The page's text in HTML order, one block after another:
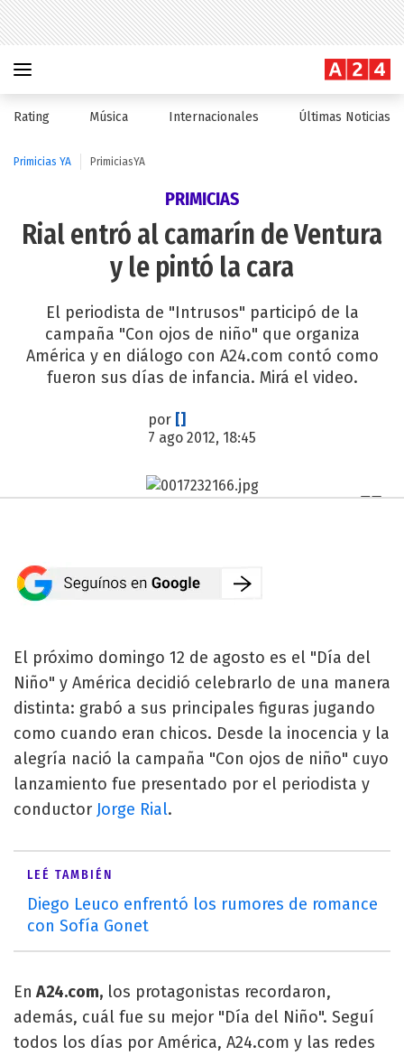
Rating Música Internacionales Últimas Noticias
Primicias YA PrimiciasYA
PRIMICIAS
Rial entró al camarín de Ventura
y le pintó la cara
El periodista de "Intrusos" participó de la
campaña "Con ojos de niño" que organiza
América y en diálogo con A24.com contó como
fueron sus días de infancia. Mirá el video.
por []
7 ago 2012, 18:45
El próximo domingo 12 de agosto es el "Día del
Niño" y América decidió celebrarlo de una manera
distinta: grabó a sus principales figuras jugando
como cuando eran chicos. Desde la inocencia y la
alegría nació la campaña "Con ojos de niño" cuyo
lanzamiento fue presentado por el periodista y
conductor Jorge Rial.
LEÉ TAMBIÉN
Diego Leuco enfrentó los rumores de romance
con Sofía Gonet
En A24.com, los protagonistas recordaron,
además, cuál fue su mejor "Día del Niño". Seguí
todos los días por América, A24.com y las redes